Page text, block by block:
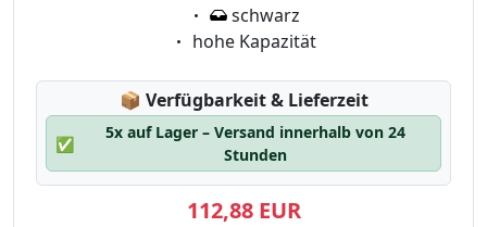
Eigenschaft:
schwarz
Eigenschaft:
hohe Kapazität
📦 Lagerstatus:
Verfügbarkeit & Lieferzeit
✅
5x auf Lager – Versand innerhalb von 24
Stunden
112,88 EUR